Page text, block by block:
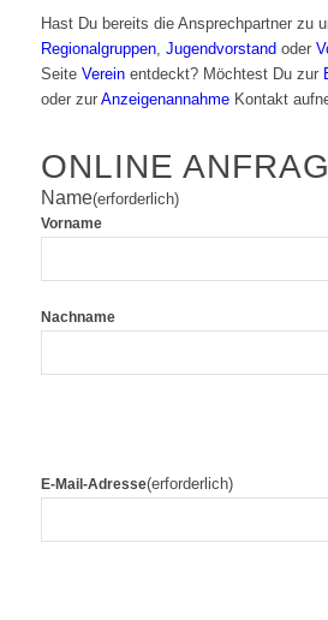
Hast Du bereits die Ansprechpartner zu
Regionalgruppen, Jugendvorstand oder
Seite Vereinentdeckt? Möchtest Du zur
oder zur AnzeigenannahmeKontakt
ONLINE
Name(erforderlich)
Vorname
Nachname
E-Mail-Adresse(erforderlich)